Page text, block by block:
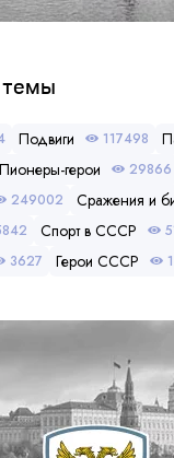
темы
Подвиги 117498
Пионеры-герои 29866
249002 Сражения и
Спорт в СССР
3627 Герои СССР